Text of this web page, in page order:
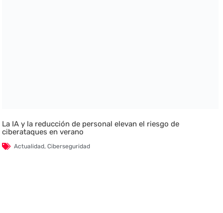
La IA y la reducción de personal elevan el riesgo de
ciberataques en verano
Actualidad,Ciberseguridad